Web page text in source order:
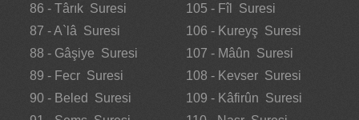
86 - Târık Suresi
87 - A`lâ Suresi
88 - Gâşiye Suresi
89 - Fecr Suresi
90 - Beled Suresi
105 - Fîl Suresi
106 - Kureyş Suresi
107 - Mâûn Suresi
108 - Kevser Suresi
109 - Kâfirûn Suresi